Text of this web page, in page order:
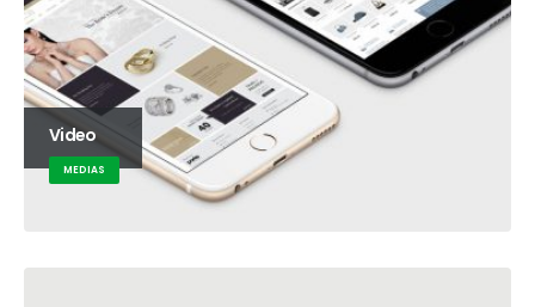
Video
MEDIAS